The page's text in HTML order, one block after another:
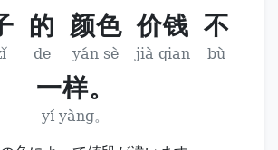
的 颜色 价钱 不
de yán sè jià qian bù
一样。
yí yàng。